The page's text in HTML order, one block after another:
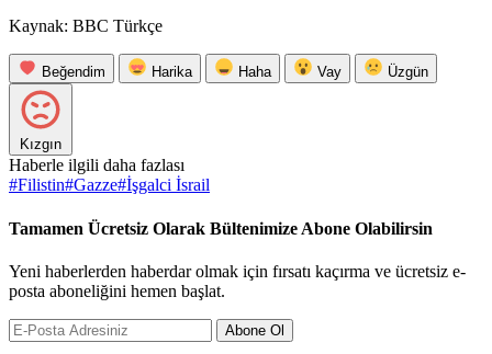
Kaynak: BBC Türkçe
Beğendim Harika Haha Vay Üzgün
Kızgın
Haberle ilgili daha fazlası
#Filistin#Gazze#İşgalci İsrail
Tamamen Ücretsiz Olarak Bültenimize Abone Olabilirsin
Yeni haberlerden haberdar olmak için fırsatı kaçırma ve ücretsiz e-
posta aboneliğini hemen başlat.
Abone Ol